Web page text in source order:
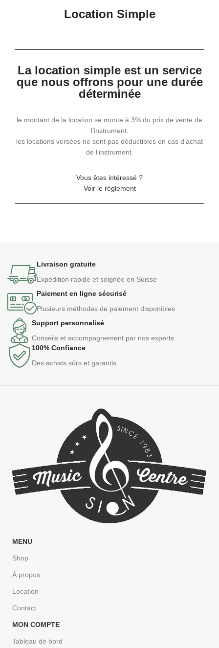
Location Simple
La location simple est un service
que nous offrons pour une durée
déterminée
le montant de la location se monte à 3% du prix de vente de
l’instrument.
les locations versées ne sont pas déductibles en cas d’achat
de l’instrument.
Vous êtes intéressé ?
Voir le règlement
Livraison gratuite
Expédition rapide et soignée en Suisse
Paiement en ligne sécurisé
Plusieurs méthodes de paiement disponibles
Support personnalisé
Conseils et accompagnement par nos experts
100% Confiance
Des achats sûrs et garantis
MENU
Shop
À propos
Location
Contact
MON COMPTE
Tableau de bord